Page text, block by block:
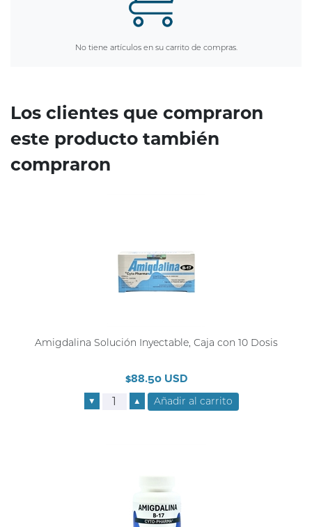
No tiene artículos en su carrito de compras.
Los clientes que compraron
este producto también
compraron
Amigdalina Solución Inyectable, Caja con 10 Dosis
$88.50 USD
▼ ▲